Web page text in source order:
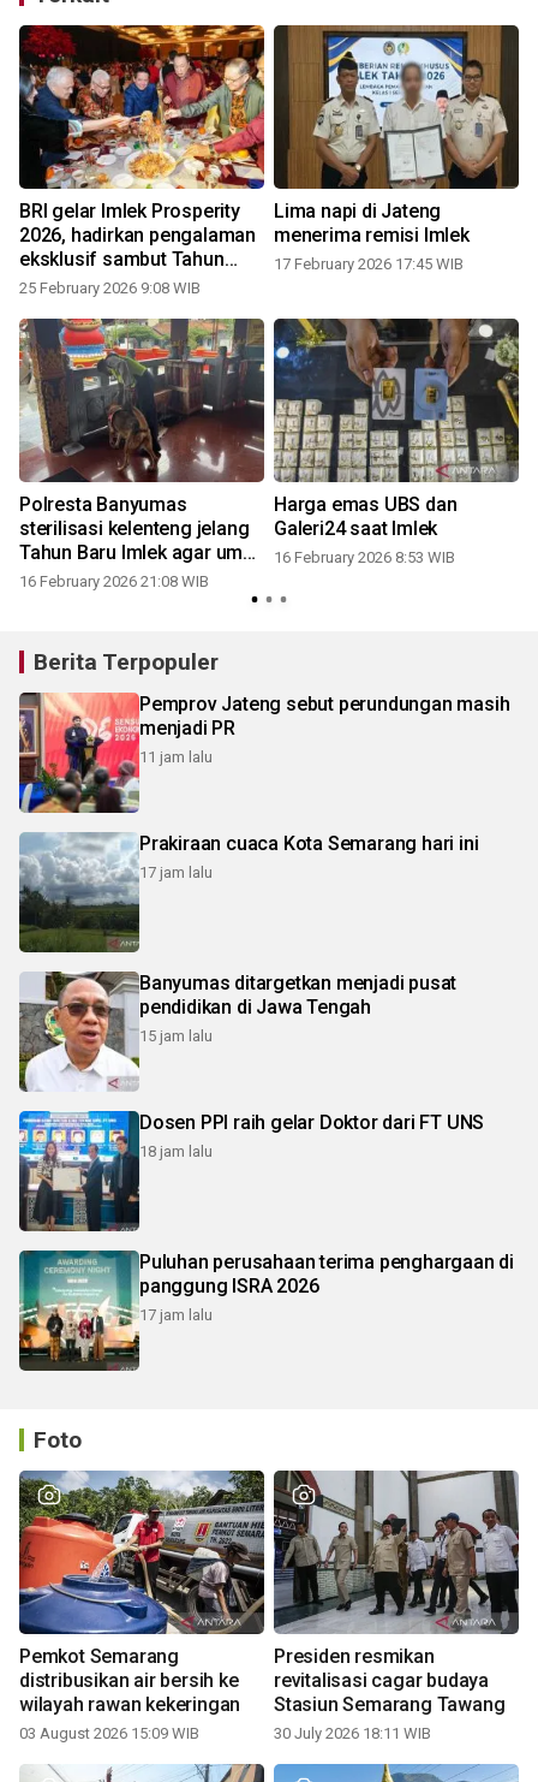
BRI gelar Imlek Prosperity
2026, hadirkan pengalaman
eksklusif sambut Tahun
Kuda Api
25 February 2026 9:08 WIB
Lima napi di Jateng
menerima remisi Imlek
17 February 2026 17:45 WIB
Polresta Banyumas
sterilisasi kelenteng jelang
Tahun Baru Imlek agar umat
tenang
16 February 2026 21:08 WIB
Harga emas UBS dan
Galeri24 saat Imlek
16 February 2026 8:53 WIB
Berita Terpopuler
Pemprov Jateng sebut perundungan masih
menjadi PR
11 jam lalu
Prakiraan cuaca Kota Semarang hari ini
17 jam lalu
Banyumas ditargetkan menjadi pusat
pendidikan di Jawa Tengah
15 jam lalu
Dosen PPI raih gelar Doktor dari FT UNS
18 jam lalu
Puluhan perusahaan terima penghargaan di
panggung ISRA 2026
17 jam lalu
Foto
Pemkot Semarang
distribusikan air bersih ke
wilayah rawan kekeringan
03 August 2026 15:09 WIB
Presiden resmikan
revitalisasi cagar budaya
Stasiun Semarang Tawang
30 July 2026 18:11 WIB